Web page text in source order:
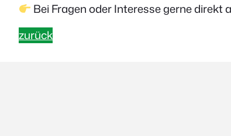
Bei Fragen oder Interesse gerne direkt
zurück